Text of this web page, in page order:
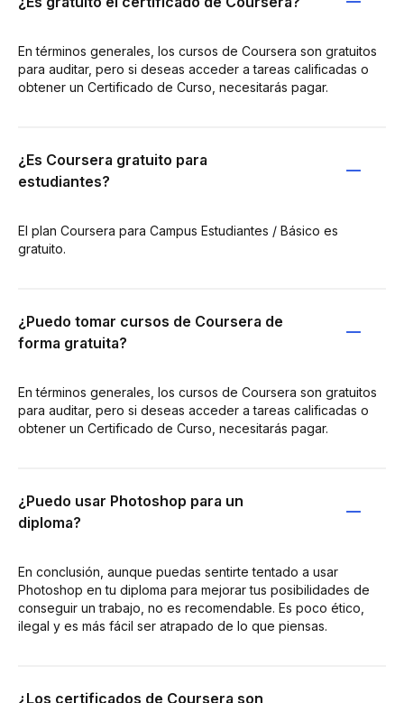
En términos generales, los cursos de Coursera son gratuitos
para auditar, pero si deseas acceder a tareas calificadas o
obtener un Certificado de Curso, necesitarás pagar.
¿Es Coursera gratuito para
estudiantes?
El plan Coursera para Campus Estudiantes / Básico es
gratuito.
¿Puedo tomar cursos de Coursera de
forma gratuita?
En términos generales, los cursos de Coursera son gratuitos
para auditar, pero si deseas acceder a tareas calificadas o
obtener un Certificado de Curso, necesitarás pagar.
¿Puedo usar Photoshop para un
diploma?
En conclusión, aunque puedas sentirte tentado a usar
Photoshop en tu diploma para mejorar tus posibilidades de
conseguir un trabajo, no es recomendable. Es poco ético,
ilegal y es más fácil ser atrapado de lo que piensas.
¿Los certificados de Coursera son